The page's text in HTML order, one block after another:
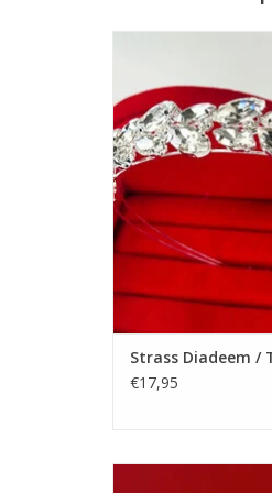
Perfecte Accessoire
Nikkelvrij stalen
TOEVOEGEN AAN
Strass Diadeem /
€17,95